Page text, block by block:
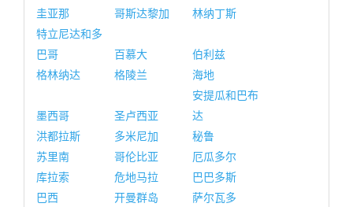
圭亚那 哥斯达黎加
林纳丁斯
特立尼达和多
巴哥
百慕大
伯利兹
格林纳达
格陵兰 海地
墨西哥 圣卢西亚
安提瓜和巴布
达
洪都拉斯
多米尼加
秘鲁
苏里南
哥伦比亚
厄瓜多尔
库拉索
危地马拉
巴巴多斯
巴西
开曼群岛
萨尔瓦多